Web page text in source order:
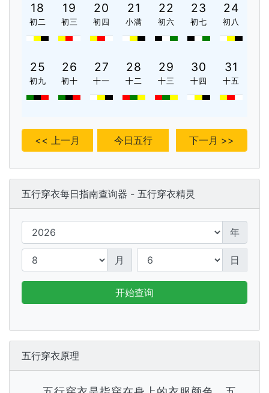
18
初二
19
初三
20
初四
21
小满
22
初六
23
初七
24
初八
25
初九
26
初十
27
十一
28
十二
29
十三
30
十四
31
十五
<< 上一月 今日五行 下一月 >>
五行穿衣每日指南查询器 - 五行穿衣精灵
年
月 日
开始查询
五行穿衣原理